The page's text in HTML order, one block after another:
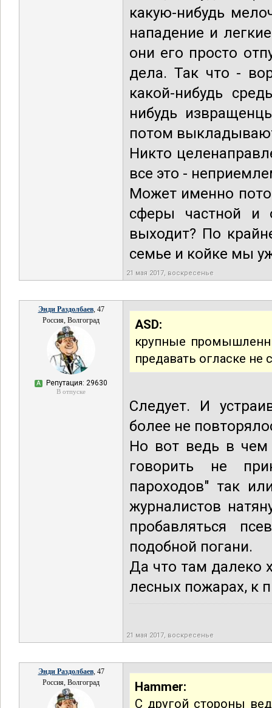
какую-нибудь
нападение и
они его просто
дела. Так что -
какой-нибудь
нибудь
потом
Никто
все это -
Может именно
сферы частной и
выходит? По
семье и койке мы
21 мая 2017, воскресенье
Энди Раздолбаев, 47
Россия, Волгоград
А Репутация: 29630
В отпуске
ASD:
крупные
предавать огласке не
Следует. И
более не
Но вот ведь в чем
говорить не
пароходов" так
журналистов
пробавляться
подобной погани.
Да что там далеко
лесных пожарах, к
21 мая 2017, воскресенье
Энди Раздолбаев, 47
Россия, Волгоград
Hammer:
С другой стороны